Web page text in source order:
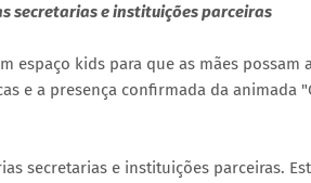
secretarias e instituições parceiras
espaço kids para que as mães
e a presença confirmada da animada
secretarias e instituições parceiras.